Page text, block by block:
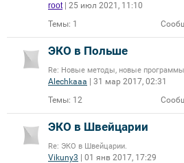
root| 25 июл 2021, 11:10
Темы: 1
ЭКО в Польше
Re: Новые методы, новые программы
Alechkaaa | 31 мар 2017, 02:31
Темы: 12
ЭКО в Швейцарии
Re: ЭКО в Швейцарии.
Vikuny3 | 01 янв 2017, 17:29